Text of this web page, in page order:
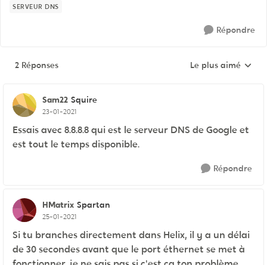
SERVEUR DNS
Répondre
2 Réponses Réponses triées
Le plus aimé
Sam22 Squire
23-01-2021
Essais avec 8.8.8.8 qui est le serveur DNS de Google et
est tout le temps disponible.
Répondre
HMatrix Spartan
25-01-2021
Si tu branches directement dans Helix, il y a un délai
de 30 secondes avant que le port éthernet se met à